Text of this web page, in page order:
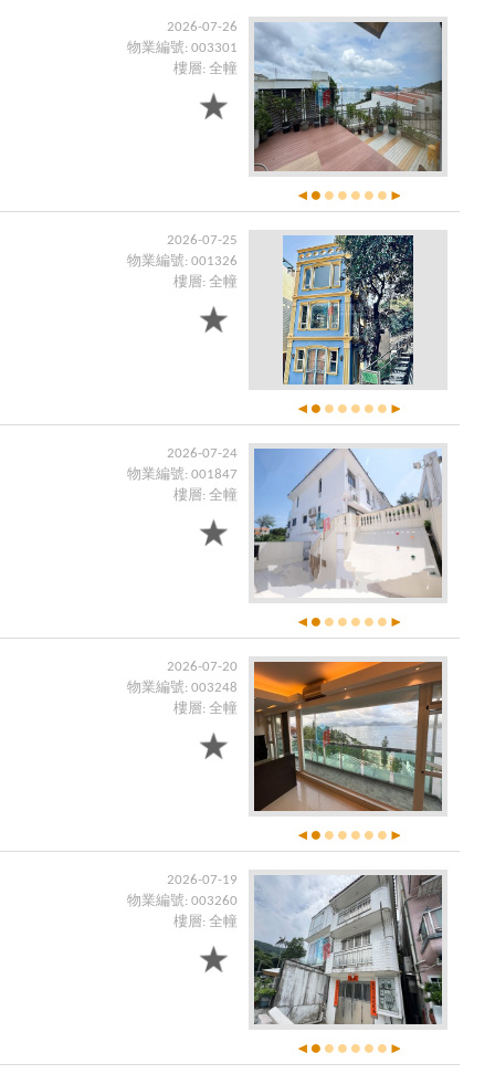
2026-07-26
物業編號: 003301
樓層: 全幢
2026-07-25
物業編號: 001326
樓層: 全幢
2026-07-24
物業編號: 001847
樓層: 全幢
2026-07-20
物業編號: 003248
樓層: 全幢
2026-07-19
物業編號: 003260
樓層: 全幢